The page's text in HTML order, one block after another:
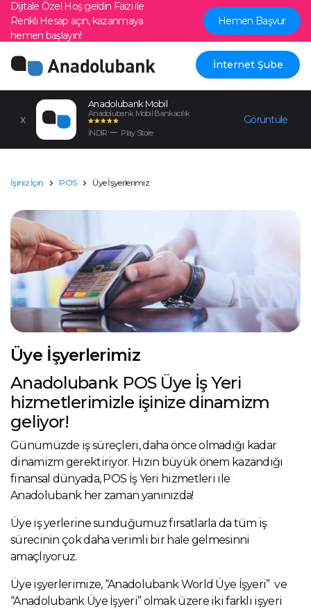
Dijitale Özel Hoş geldin Faizi ile
Renkli Hesap açın, kazanmaya
hemen başlayın!
Hemen Başvur
Anadolubank Mobil
Anadolubank Mobil Bankacılık
İNDİR
Play Store
Görüntüle
İnternet Şube
İşiniz İçin POS Üye İşyerlerimiz
Üye İşyerlerimiz
Anadolubank POS Üye İş Yeri
hizmetlerimizle işinize dinamizm
geliyor!
Günümüzde iş süreçleri, daha önce olmadığı kadar
dinamizm gerektiriyor. Hızın büyük önem kazandığı
finansal dünyada, POS İş Yeri hizmetleri ile
Anadolubank her zaman yanınızda!
Üye iş yerlerine sunduğumuz fırsatlarla da tüm iş
sürecinin çok daha verimli bir hale gelmesinni
amaçlıyoruz.
Üye işyerlerimize, “Anadolubank World Üye İşyeri” ve
“Anadolubank Üye İşyeri” olmak üzere iki farklı işyeri